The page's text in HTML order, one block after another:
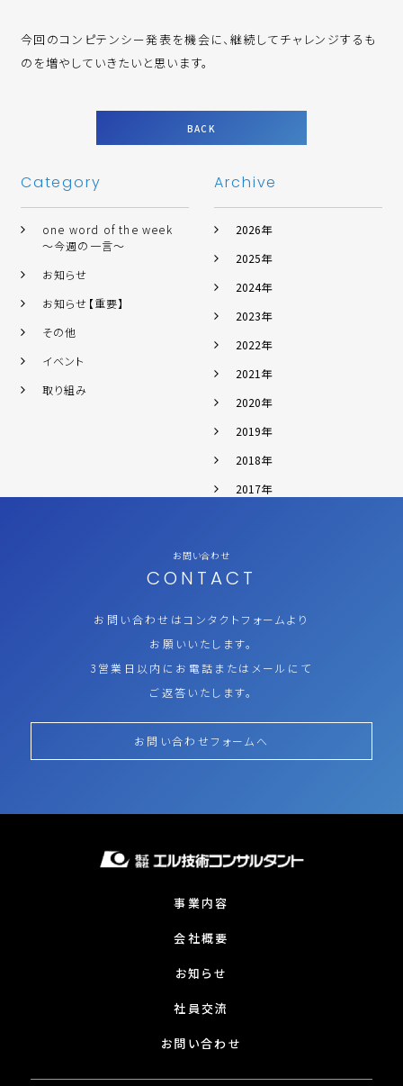
今回のコンピテンシー発表を機会に、継続してチャレンジするも
のを増やしていきたいと思います。
BACK
Category
one word of the week
～今週の一言～
お知らせ
お知らせ【重要】
その他
イベント
取り組み
Archive
2026年
2025年
2024年
2023年
2022年
2021年
2020年
2019年
2018年
2017年
お問い合わせ
CONTACT
お問い合わせはコンタクトフォームより
お願いいたします。
3営業日以内にお電話またはメールにて
ご返答いたします。
お問い合わせフォームへ
事業内容
会社概要
お知らせ
社員交流
お問い合わせ